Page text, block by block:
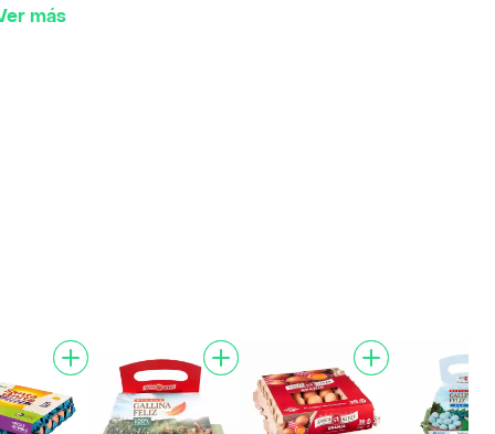
más